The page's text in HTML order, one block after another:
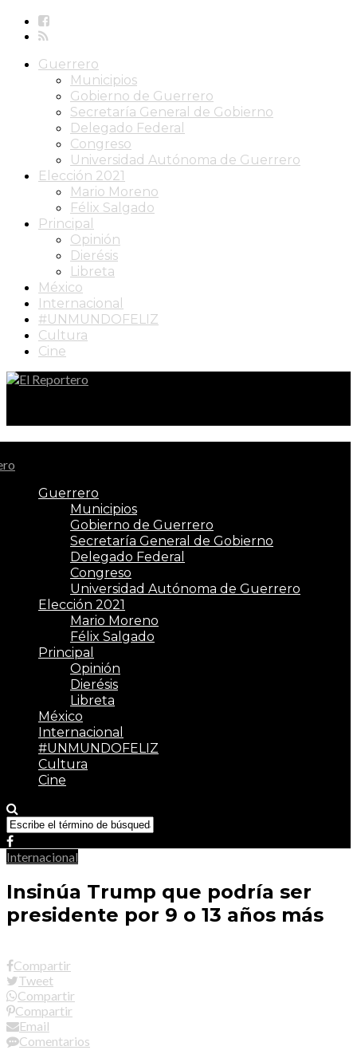
Guerrero
Municipios
Gobierno de Guerrero
Secretaría General de Gobierno
Delegado Federal
Congreso
Universidad Autónoma de Guerrero
Elección 2021
Mario Moreno
Félix Salgado
Principal
Opinión
Dierésis
Libreta
México
Internacional
#UNMUNDOFELIZ
Cultura
Cine
Guerrero
Municipios
Gobierno de Guerrero
Secretaría General de Gobierno
Delegado Federal
Congreso
Universidad Autónoma de Guerrero
Elección 2021
Mario Moreno
Félix Salgado
Principal
Opinión
Dierésis
Libreta
México
Internacional
#UNMUNDOFELIZ
Cultura
Cine
Internacional
Insinúa Trump que podría ser
presidente por 9 o 13 años más
Compartir
Tweet
Compartir
Compartir
Email
Comentarios